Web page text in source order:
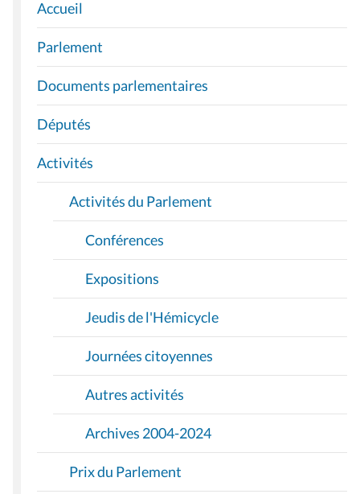
N
A
V
I
G
A
T
I
O
Accueil
Parlement
Documents parlementaires
Députés
Activités
Activités du Parlement
Conférences
Expositions
Jeudis de l'Hémicycle
Journées citoyennes
Autres activités
Archives 2004-2024
Prix du Parlement